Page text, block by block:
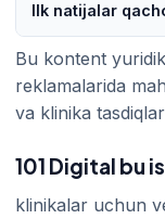
boshlashdir.
xizmat narxi va
boshlashdir.
Ilk natijalar
klinikalar uchun
xizmat narxi va
audit qilish, keyin
Bu kontent
reklamalarida
va klinika
101 Digital bu
klinikalar uchun